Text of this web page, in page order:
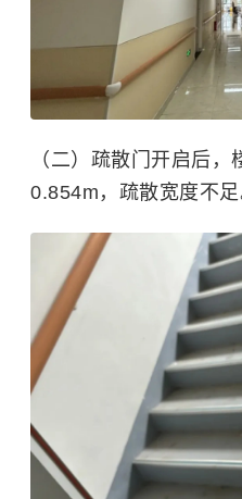
（二）疏散门开启后
0.854m，疏散宽度不足